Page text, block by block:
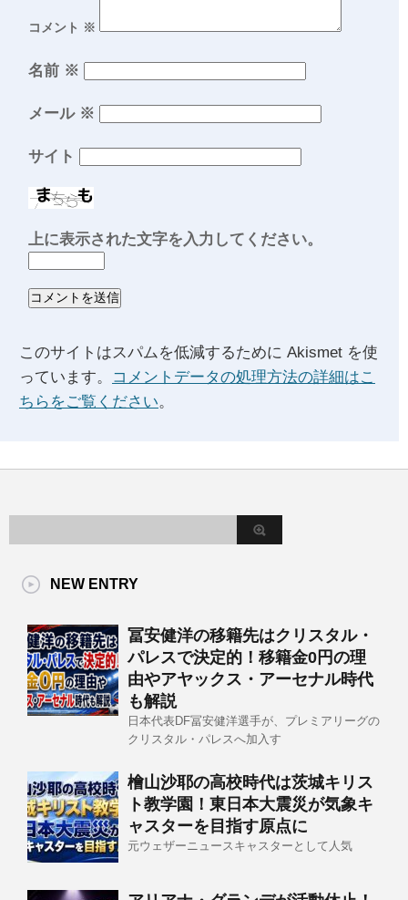
コメント ※
名前 ※
メール ※
サイト
上に表示された文字を入力してください。
このサイトはスパムを低減するために Akismet を使
っています。
コメントデータの処理方法の詳細はこ
ちらをご覧ください。
NEW ENTRY
冨安健洋の移籍先はクリスタル・
パレスで決定的！移籍金0円の理
由やアヤックス・アーセナル時代
も解説
日本代表DF冨安健洋選手が、プレミアリーグの
クリスタル・パレスへ加入す
檜山沙耶の高校時代は茨城キリス
ト教学園！東日本大震災が気象キ
ャスターを目指す原点に
元ウェザーニュースキャスターとして人気